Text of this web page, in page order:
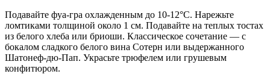
Подавайте фуа-гра охлажденным до 10-12°C. Нарежьте
ломтиками толщиной около 1 см. Подавайте на теплых тостах
из белого хлеба или бриоши. Классическое сочетание — с
бокалом сладкого белого вина Сотерн или выдержанного
Шатонеф-дю-Пап. Украсьте трюфелем или грушевым
конфитюром.